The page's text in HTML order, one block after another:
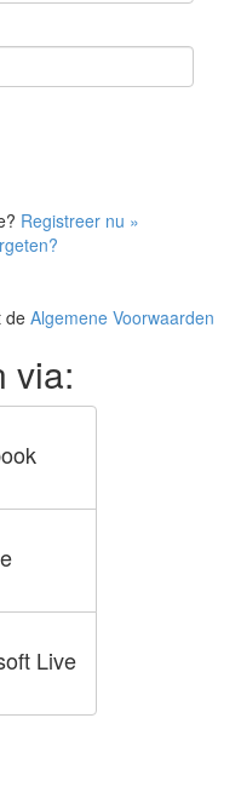
Registreer nu »
de Algemene Voorwaarden
via:
Live